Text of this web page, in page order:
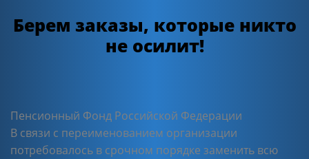
Берем заказы, которые никто
не осилит!
Пенсионный Фонд Российской Федерации
В связи с переименованием организации
потребовалось в срочном порядке заменить всю